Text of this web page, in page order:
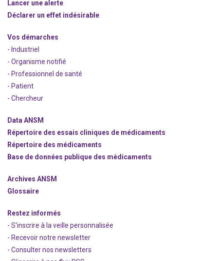
Lancer une alerte
Déclarer un effet indésirable
Vos démarches
- Industriel
- Organisme notifié
- Professionnel de santé
- Patient
- Chercheur
Data ANSM
Répertoire des essais cliniques de médicaments
Répertoire des médicaments
Base de données publique des médicaments
Archives ANSM
Glossaire
Restez informés
- S'inscrire à la veille personnalisée
- Recevoir notre newsletter
- Consulter nos newsletters